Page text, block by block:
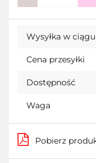
Wysyłka w ciągu
Cena przesyłki
Dostępność
Waga
Pobierz